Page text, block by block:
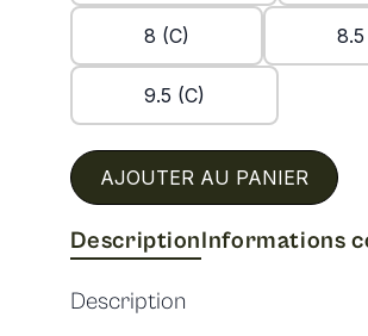
8 (C)
9.5 (C)
AJOUTER AU PANIER
DescriptionInformations
Description